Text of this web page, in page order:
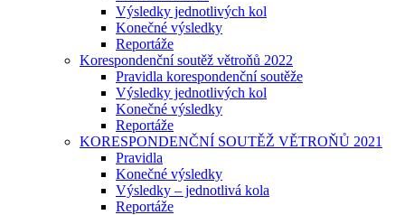
Výsledky jednotlivých kol
Konečné výsledky
Reportáže
Korespondenční soutěž větroňů 2022
Pravidla korespondenční soutěže
Výsledky jednotlivých kol
Konečné výsledky
Reportáže
KORESPONDENČNÍ SOUTĚŽ VĚTROŇŮ 2021
Pravidla
Konečné výsledky
Výsledky – jednotlivá kola
Reportáže